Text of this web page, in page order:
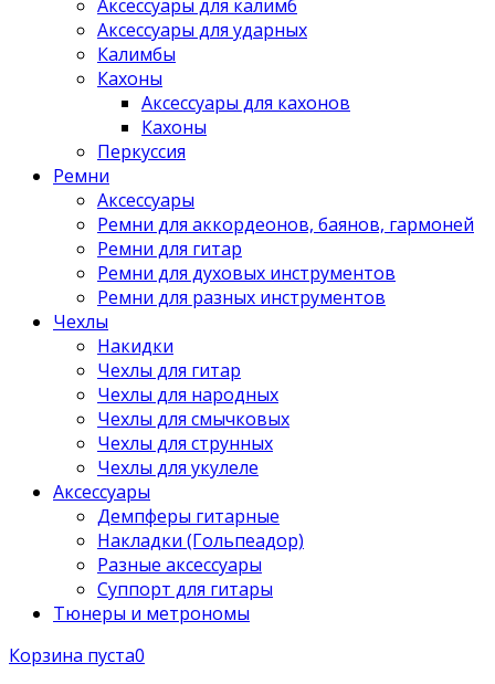
Аксессуары для калимб
Аксессуары для ударных
Калимбы
Кахоны
Аксессуары для кахонов
Кахоны
Перкуссия
Ремни
Аксессуары
Ремни для аккордеонов, баянов, гармоней
Ремни для гитар
Ремни для духовых инструментов
Ремни для разных инструментов
Чехлы
Накидки
Чехлы для гитар
Чехлы для народных
Чехлы для смычковых
Чехлы для струнных
Чехлы для укулеле
Аксессуары
Демпферы гитарные
Накладки (Гольпеадор)
Разные аксессуары
Суппорт для гитары
Тюнеры и метрономы
Корзина пуста0